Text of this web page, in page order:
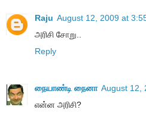
Raju August 12, 2009 at
அரிசி சோறு..
Reply
நையாண்டி நைனா August 12,
என்ன அரிசி?